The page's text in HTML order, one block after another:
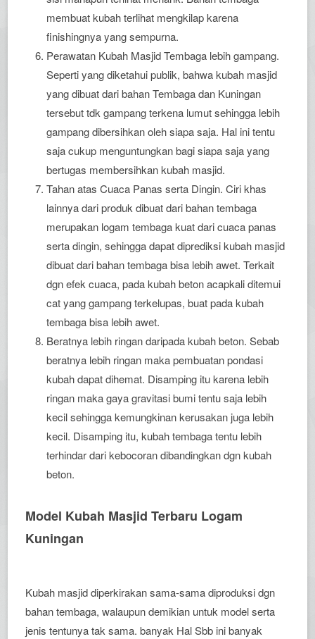
membuat kubah terlihat mengkilap karena
finishingnya yang sempurna.
Perawatan Kubah Masjid Tembaga lebih gampang.
Seperti yang diketahui publik, bahwa kubah masjid
yang dibuat dari bahan Tembaga dan Kuningan
tersebut tdk gampang terkena lumut sehingga lebih
gampang dibersihkan oleh siapa saja. Hal ini tentu
saja cukup menguntungkan bagi siapa saja yang
bertugas membersihkan kubah masjid.
Tahan atas Cuaca Panas serta Dingin. Ciri khas
lainnya dari produk dibuat dari bahan tembaga
merupakan logam tembaga kuat dari cuaca panas
serta dingin, sehingga dapat diprediksi kubah masjid
dibuat dari bahan tembaga bisa lebih awet. Terkait
dgn efek cuaca, pada kubah beton acapkali ditemui
cat yang gampang terkelupas, buat pada kubah
tembaga bisa lebih awet.
Beratnya lebih ringan daripada kubah beton. Sebab
beratnya lebih ringan maka pembuatan pondasi
kubah dapat dihemat. Disamping itu karena lebih
ringan maka gaya gravitasi bumi tentu saja lebih
kecil sehingga kemungkinan kerusakan juga lebih
kecil. Disamping itu, kubah tembaga tentu lebih
terhindar dari kebocoran dibandingkan dgn kubah
beton.
Model Kubah Masjid Terbaru Logam
Kuningan
Kubah masjid diperkirakan sama-sama diproduksi dgn
bahan tembaga, walaupun demikian untuk model serta
jenis tentunya tak sama. banyak Hal Sbb ini banyak